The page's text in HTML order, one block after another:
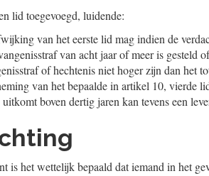
lid toegevoegd, luidende:
van het eerste lid mag indien de
van acht jaar of meer is
of hechtenis niet hoger zijn dan het
van het bepaalde in artikel 10, vierde
uitkomt boven dertig jaren kan tevens een
is het wettelijk bepaald dat iemand in het